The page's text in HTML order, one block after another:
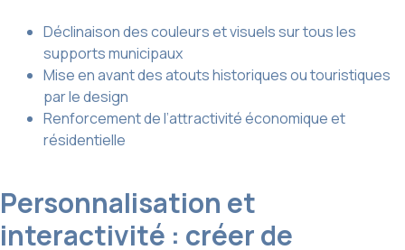
Déclinaison des couleurs et visuels sur tous les
supports municipaux
Mise en avant des atouts historiques ou touristiques
par le design
Renforcement de l’attractivité économique et
résidentielle
Personnalisation et
interactivité : créer de